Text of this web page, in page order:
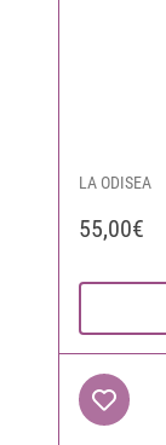
LA ODISEA
55,00€